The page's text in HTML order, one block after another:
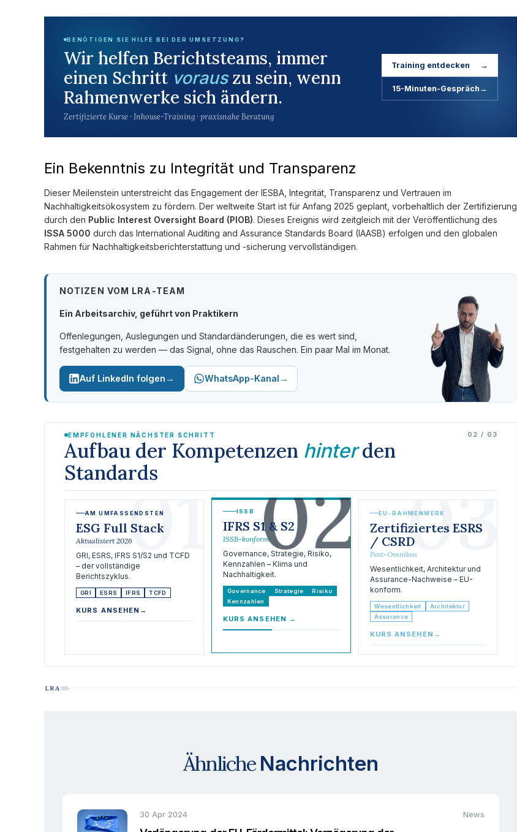
BENÖTIGEN SIE HILFE BEI DER UMSETZUNG?
Wir helfen Berichtsteams, immer
einen Schritt vorauszu sein, wenn
Rahmenwerke sich ändern.
Zertifizierte Kurse · Inhouse-Training · praxisnahe Beratung
Training entdecken →
15-Minuten-Gespräch →
Ein Bekenntnis zu Integrität und Transparenz
Dieser Meilenstein unterstreicht das Engagement der IESBA, Integrität, Transparenz und Vertrauen im
Nachhaltigkeitsökosystem zu fördern. Der weltweite Start ist für Anfang 2025 geplant, vorbehaltlich der Zertifizierung
durch den Public Interest Oversight Board (PIOB). Dieses Ereignis wird zeitgleich mit der Veröffentlichung des
ISSA 5000 durch das International Auditing and Assurance Standards Board (IAASB) erfolgen und den globalen
Rahmen für Nachhaltigkeitsberichterstattung und -sicherung vervollständigen.
NOTIZEN VOM LRA-TEAM
Ein Arbeitsarchiv, geführt von Praktikern
Offenlegungen, Auslegungen und Standardänderungen, die es wert sind,
festgehalten zu werden — das Signal, ohne das Rauschen. Ein paar Mal im Monat.
Auf LinkedIn folgen → WhatsApp-Kanal →
EMPFOHLENER NÄCHSTER SCHRITT
Aufbau der Kompetenzen hinterden
Standards
02 / 03
01
AM UMFASSENDSTEN
ESG Full Stack
Aktualisiert 2026
GRI, ESRS, IFRS S1/S2 und TCFD
– der vollständige
Berichtszyklus.
GRI ESRS IFRS TCFD
KURS ANSEHEN →
02
ISSB
IFRS S1 & S2
ISSB-konform
Governance, Strategie, Risiko,
Kennzahlen – Klima und
Nachhaltigkeit.
Governance Strategie
Risiko
Kennzahlen
KURS ANSEHEN →
03
EU-RAHMENWERK
Zertifiziertes ESRS
/ CSRD
Post-Omnibus
Wesentlichkeit, Architektur und
Assurance-Nachweise – EU-
konform.
Wesentlichkeit
Architektur
Assurance
KURS ANSEHEN →
Ähnliche Nachrichten
30 Apr 2024 News